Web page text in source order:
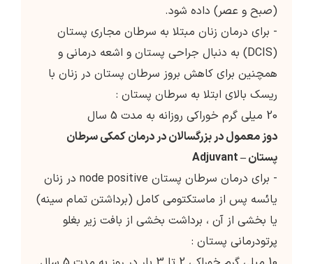
(صبح و عصر) داده شود.
- برای درمان زنان مبتلا به سرطان مجاری پستان
(DCIS) به دنبال جراحی پستان و اشعه درمانی و
همچنین برای کاهش بروز سرطان پستان در زنان با
ریسک بالای ابتلا به سرطان پستان :
20 میلی گرم خوراکی روزانه به مدت 5 سال
دوز معمول در بزرگسالان در درمان کمکی سرطان
پستان – Adjuvant
- برای درمان سرطان پستان node positive در زنان
یائسه پس از ماستکتومی کامل (برداشتن تمام سینه)
یا بخشی از آن ، برداشت بخشی از بافت زیر بغلو
پرتودرمانی پستان :